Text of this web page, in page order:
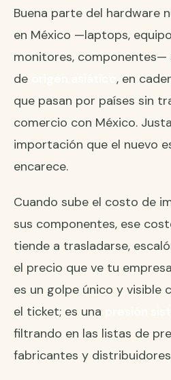
Buena parte del hardware
en México —laptops,
monitores, componentes—
de
, en
que pasan por países sin
comercio con México.
importación que el nuevo
encarece.
Cuando sube el costo de
sus componentes, ese
tiende a trasladarse,
el precio que ve tu
es un golpe único y visible
el ticket; es una
filtrando en las listas de
fabricantes y